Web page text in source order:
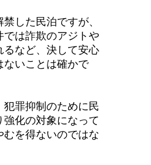
した民泊ですが、
では詐欺のアジトや
るなど、決して安心
ないことは確かで
犯罪抑制のために民
化の対象になって
むを得ないのではな